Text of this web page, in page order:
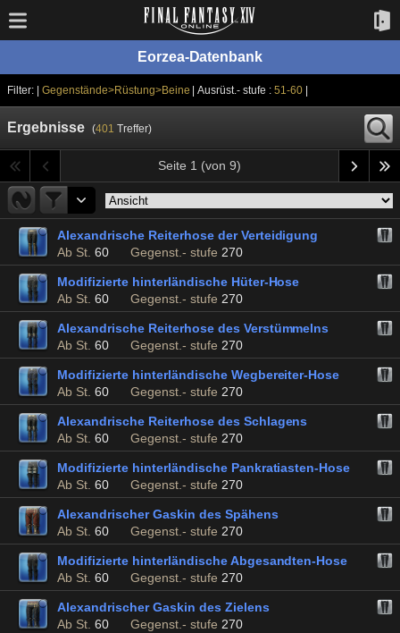
Eorzea-Datenbank
Filter: | Gegenstände>Rüstung>Beine | Ausrüst.- stufe :51-60
Ergebnisse (401 Treffer)
Seite 1 (von 9)
Alexandrische Reiterhose der Verteidigung
Ab St. 60 Gegenst.- stufe 270
Modifizierte hinterländische Hüter-Hose
Ab St. 60 Gegenst.- stufe 270
Alexandrische Reiterhose des Verstümmelns
Ab St. 60 Gegenst.- stufe 270
Modifizierte hinterländische Wegbereiter-Hose
Ab St. 60 Gegenst.- stufe 270
Alexandrische Reiterhose des Schlagens
Ab St. 60 Gegenst.- stufe 270
Modifizierte hinterländische Pankratiasten-Hose
Ab St. 60 Gegenst.- stufe 270
Alexandrischer Gaskin des Spähens
Ab St. 60 Gegenst.- stufe 270
Modifizierte hinterländische Abgesandten-Hose
Ab St. 60 Gegenst.- stufe 270
Alexandrischer Gaskin des Zielens
Ab St. 60 Gegenst.- stufe 270